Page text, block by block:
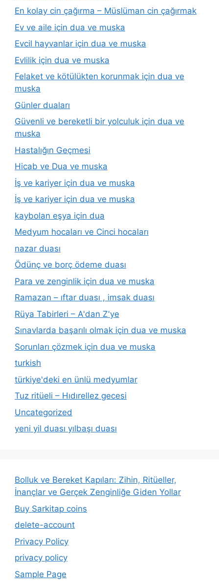
En kolay cin çağırma – Müslüman cin çağırmak
Ev ve aile için dua ve muska
Evcil hayvanlar için dua ve muska
Evlilik için dua ve muska
Felaket ve kötülükten korunmak için dua ve
muska
Günler duaları
Güvenli ve bereketli bir yolculuk için dua ve
muska
Hastalığın Geçmesi
Hicab ve Dua ve muska
İş ve kariyer için dua ve muska
İş ve kariyer için dua ve muska
kaybolan eşya için dua
Medyum hocaları ve Cinci hocaları
nazar duası
Ödünç ve borç ödeme duası
Para ve zenginlik için dua ve muska
Ramazan – ıftar duası , imsak duası
Rüya Tabirleri – A'dan Z'ye
Sınavlarda başarılı olmak için dua ve muska
Sorunları çözmek için dua ve muska
turkish
türkiye'deki en ünlü medyumlar
Tuz ritüeli – Hıdırellez gecesi
Uncategorized
yeni yil duası yılbaşı duası
Bolluk ve Bereket Kapıları: Zihin, Ritüeller,
İnançlar ve Gerçek Zenginliğe Giden Yollar
Buy Sarkitap coins
delete-account
Privacy Policy
privacy policy
Sample Page